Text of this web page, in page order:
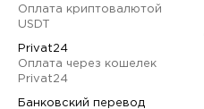
Оплата криптовалютой
USDT
Privat24
Оплата через кошелек
Privat24
Банковский перевод